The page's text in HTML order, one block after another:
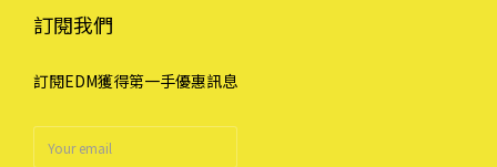
訂閱我們
訂閱EDM獲得第一手優惠訊息